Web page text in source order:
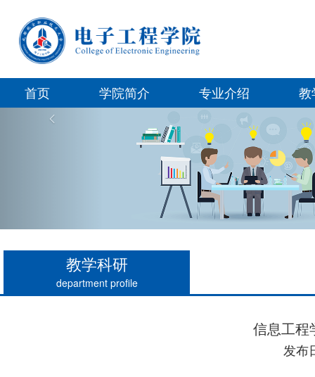
首页 学院简介 专业介绍 教
教学科研
department profile
信息工程
发布